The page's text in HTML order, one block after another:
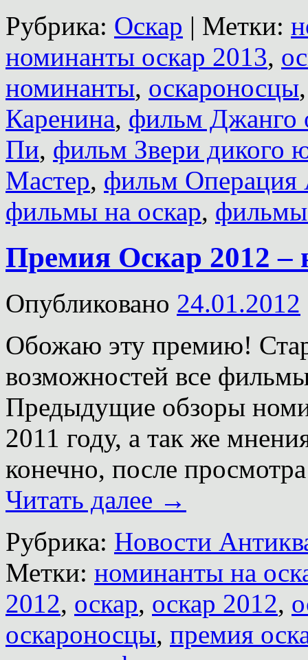
Рубрика: Оскар | Метки:
номинанты оскар 2013,
номинанты, оскароносцы
Каренина, фильм Джанго
Пи, фильм Звери дикого
Мастер, фильм Операция
фильмы на оскар,
Премия Оскар 2012 –
Опубликовано 24.01.2012
Обожаю эту премию!
возможностей все
Предыдущие обзоры
2011 году, а так же
конечно, после
Читать далее →
Рубрика: Новости
Метки: номинанты на
2012, оскар, оскар 2012,
оскароносцы, премия